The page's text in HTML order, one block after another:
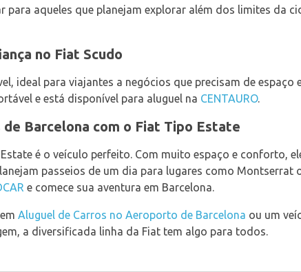
aqueles que planejam explorar além dos limites da
no Fiat Scudo
ideal para viajantes a negócios que precisam de espaço
e está disponível para aluguel na CENTAURO.
Barcelona com o Fiat Tipo Estate
é o veículo perfeito. Com muito espaço e conforto,
passeios de um dia para lugares como Montserrat
e comece sua aventura em Barcelona.
Aluguel de Carros no Aeroporto de Barcelona ou um
a diversificada linha da Fiat tem algo para todos.